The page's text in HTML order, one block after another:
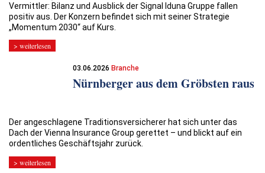
Vermittler: Bilanz und Ausblick der Signal Iduna Gruppe fallen
positiv aus. Der Konzern befindet sich mit seiner Strategie
„Momentum 2030“ auf Kurs.
> weiterlesen
03.06.2026 Branche
Nürnberger aus dem Gröbsten raus
Der angeschlagene Traditionsversicherer hat sich unter das
Dach der Vienna Insurance Group gerettet – und blickt auf ein
ordentliches Geschäftsjahr zurück.
> weiterlesen